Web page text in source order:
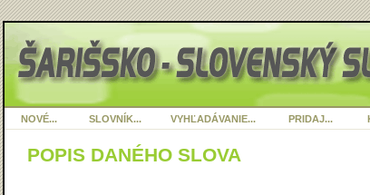
NOVÉ... SLOVNÍK... VYHĽADÁVANIE... PRIDAJ...
POPIS DANÉHO SLOVA